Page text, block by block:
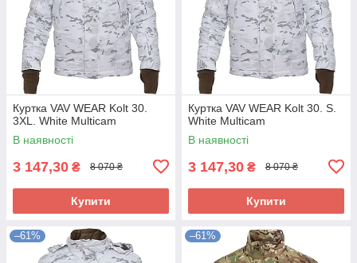
Куртка VAV WEAR Kolt 30.
3XL. White Multicam
В наявності
3 147,30 ₴ 8 070 ₴
Купити
Куртка VAV WEAR Kolt 30. S.
White Multicam
В наявності
3 147,30 ₴ 8 070 ₴
Купити
–61% –61%